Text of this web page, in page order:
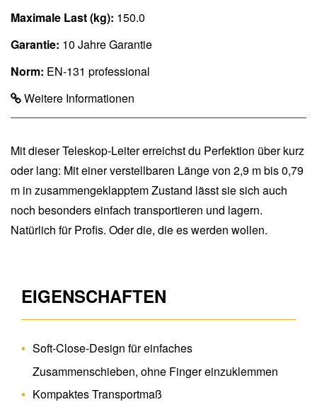
Maximale Last (kg): 150.0
Garantie: 10 Jahre Garantie
Norm: EN-131 professional
Weitere Informationen
Mit dieser Teleskop-Leiter erreichst du Perfektion über kurz
oder lang: Mit einer verstellbaren Länge von 2,9 m bis 0,79
m in zusammengeklapptem Zustand lässt sie sich auch
noch besonders einfach transportieren und lagern.
Natürlich für Profis. Oder die, die es werden wollen.
EIGENSCHAFTEN
Soft-Close-Design für einfaches
Zusammenschieben, ohne Finger einzuklemmen
Kompaktes Transportmaß